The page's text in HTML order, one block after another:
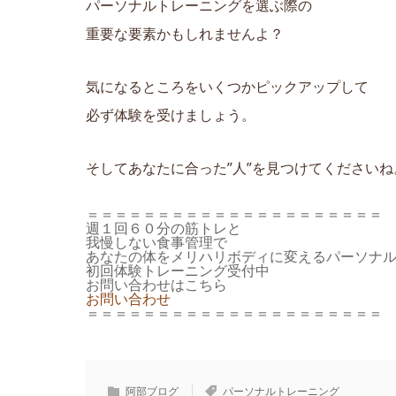
パーソナルトレーニングを選ぶ際の
重要な要素かもしれませんよ？
気になるところをいくつかピックアップして
必ず体験を受けましょう。
そしてあなたに合った”人”を見つけてくださいね
＝＝＝＝＝＝＝＝＝＝＝＝＝＝＝＝＝＝＝＝＝
週１回６０分の筋トレと
我慢しない食事管理で
あなたの体をメリハリボディに変えるパーソナ
初回体験トレーニング受付中
お問い合わせはこちら
お問い合わせ
＝＝＝＝＝＝＝＝＝＝＝＝＝＝＝＝＝＝＝＝＝
阿部ブログ パーソナルトレーニング